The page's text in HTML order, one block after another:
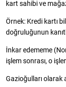
kart sahibi ve
Örnek: Kredi kartı
doğruluğunun
İnkar edememe
işlem sonrası, o
Gazioğulları olarak